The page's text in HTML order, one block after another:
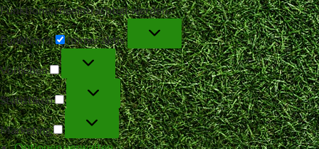
Funktionen beeinträchtigt werden.
Funktional
Funktional
Immer aktiv
Vorlieben
Vorlieben
Statistiken
Statistiken
Marketing
Marketing